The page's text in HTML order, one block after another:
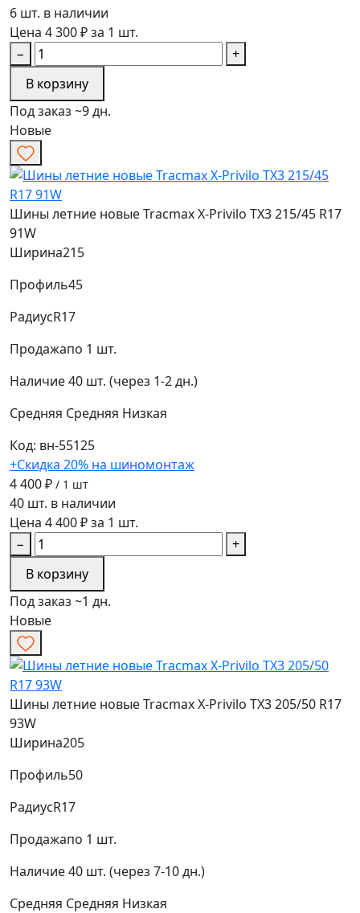
6 шт. в наличии
Цена 4 300 ₽ за 1 шт.
−
+
В корзину
Под заказ ~9 дн.
Новые
Шины летние новые Tracmax X-Privilo TX3 215/45 R17
91W
Ширина215
Профиль45
РадиусR17
Продажапо 1 шт.
Наличие40 шт. (через 1-2 дн.)
Средняя Средняя Низкая
Код: вн-55125
+Скидка 20% на шиномонтаж
4 400 ₽ / 1 шт
40 шт. в наличии
Цена 4 400 ₽ за 1 шт.
−
+
В корзину
Под заказ ~1 дн.
Новые
Шины летние новые Tracmax X-Privilo TX3 205/50 R17
93W
Ширина205
Профиль50
РадиусR17
Продажапо 1 шт.
Наличие40 шт. (через 7-10 дн.)
Средняя Средняя Низкая